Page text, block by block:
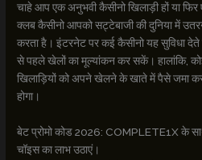
चाहे आप एक अनुभवी कैसीनो खिलाड़ी हों या फिर
क्लब कैसीनो आपको सट्टेबाजी की दुनिया में
करता है। इंटरनेट पर कई कैसीनो यह सुविधा देते
से पहले खेलों का मूल्यांकन कर सकें। हालांकि,
खिलाड़ियों को अपने खेलने के खाते में पैसे जमा
होगा।
बेट प्रोमो कोड 2026: COMPLETE1X के
चॉइस का लाभ उठाएं।